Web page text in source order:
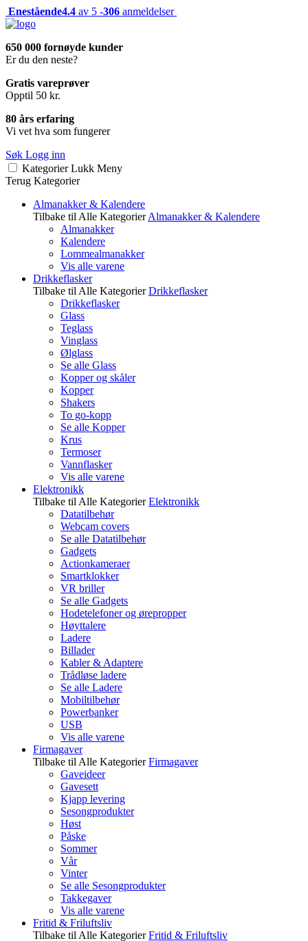
Enestående4.4 av 5 -306 anmeldelser
650 000 fornøyde kunder
Er du den neste?
Gratis vareprøver
Opptil 50 kr.
80 års erfaring
Vi vet hva som fungerer
Søk Logg inn
Kategorier Lukk Meny
Terug Kategorier
Almanakker & Kalendere
Tilbake til Alle Kategorier Almanakker & Kalendere
Almanakker
Kalendere
Lommealmanakker
Vis alle varene
Drikkeflasker
Tilbake til Alle Kategorier Drikkeflasker
Drikkeflasker
Glass
Teglass
Vinglass
Ølglass
Se alle Glass
Kopper og skåler
Kopper
Shakers
To go-kopp
Se alle Kopper
Krus
Termoser
Vannflasker
Vis alle varene
Elektronikk
Tilbake til Alle Kategorier Elektronikk
Datatilbehør
Webcam covers
Se alle Datatilbehør
Gadgets
Actionkameraer
Smartklokker
VR briller
Se alle Gadgets
Hodetelefoner og ørepropper
Høyttalere
Ladere
Billader
Kabler & Adaptere
Trådløse ladere
Se alle Ladere
Mobiltilbehør
Powerbanker
USB
Vis alle varene
Firmagaver
Tilbake til Alle Kategorier Firmagaver
Gaveideer
Gavesett
Kjapp levering
Sesongprodukter
Høst
Påske
Sommer
Vår
Vinter
Se alle Sesongprodukter
Takkegaver
Vis alle varene
Fritid & Friluftsliv
Tilbake til Alle Kategorier Fritid & Friluftsliv